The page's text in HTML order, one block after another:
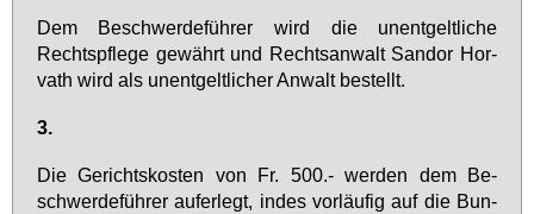
Dem Be­schwer­de­füh­rer wird die un­ent­gelt­li­che
Rechts­pfle­ge ge­währt und Rechts­an­walt San­dor Hor­
vath wird als un­ent­gelt­li­cher An­walt be­stellt.
3.
Die Ge­richts­kos­ten von Fr. 500.- wer­den dem Be­
schwer­de­füh­rer auf­er­legt, in­des vor­läu­fig auf die Bun­